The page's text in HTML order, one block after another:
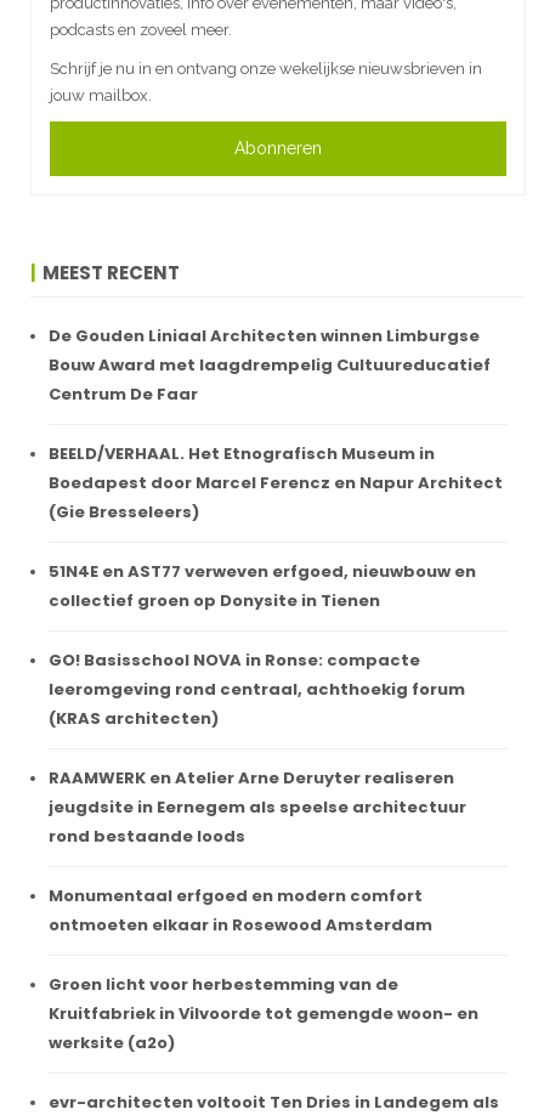
podcasts en zoveel meer.
Schrijf je nu in en ontvang onze wekelijkse nieuwsbrieven in
jouw mailbox.
Abonneren
MEEST RECENT
De Gouden Liniaal Architecten winnen Limburgse
Bouw Award met laagdrempelig Cultuureducatief
Centrum De Faar
BEELD/VERHAAL. Het Etnografisch Museum in
Boedapest door Marcel Ferencz en Napur Architect
(Gie Bresseleers)
51N4E en AST77 verweven erfgoed, nieuwbouw en
collectief groen op Donysite in Tienen
GO! Basisschool NOVA in Ronse: compacte
leeromgeving rond centraal, achthoekig forum
(KRAS architecten)
RAAMWERK en Atelier Arne Deruyter realiseren
jeugdsite in Eernegem als speelse architectuur
rond bestaande loods
Monumentaal erfgoed en modern comfort
ontmoeten elkaar in Rosewood Amsterdam
Groen licht voor herbestemming van de
Kruitfabriek in Vilvoorde tot gemengde woon- en
werksite (a2o)
evr-architecten voltooit Ten Dries in Landegem als